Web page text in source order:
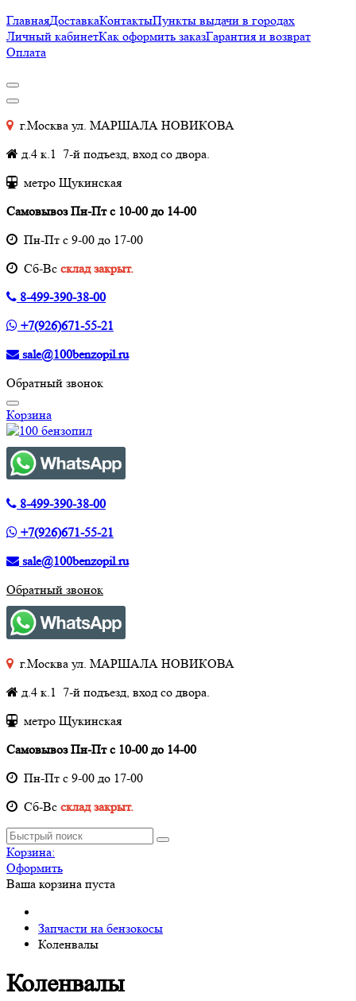
ГлавнаяДоставкаКонтактыПункты выдачи в городах
Личный кабинетКак оформить заказГарантия и возврат
Оплата
г.Москва ул. МАРШАЛА НОВИКОВА
д.4 к.1 7-й подъезд, вход со двора.
метро Щукинская
Самовывоз Пн-Пт с 10-00 до 14-00
Пн-Пт с 9-00 до 17-00
Cб-Вс склад закрыт.
8-499-390-38-00
+7(926)671-55-21
sale@100benzopil.ru
Обратный звонок
Корзина
8-499-390-38-00
+7(926)671-55-21
sale@100benzopil.ru
Обратный звонок
г.Москва ул. МАРШАЛА НОВИКОВА
д.4 к.1 7-й подъезд, вход со двора.
метро Щукинская
Самовывоз Пн-Пт с 10-00 до 14-00
Пн-Пт с 9-00 до 17-00
Cб-Вс склад закрыт.
Корзина:
Оформить
Ваша корзина пуста
Запчасти на бензокосы
Коленвалы
Коленвалы